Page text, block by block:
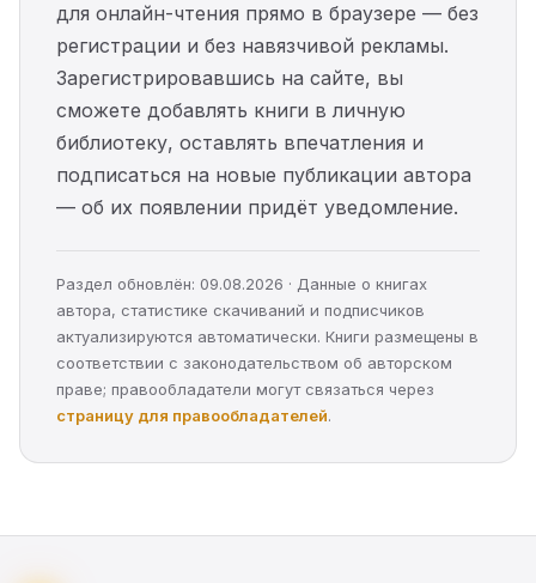
для онлайн-чтения прямо в браузере — без
регистрации и без навязчивой рекламы.
Зарегистрировавшись на сайте, вы
сможете добавлять книги в личную
библиотеку, оставлять впечатления и
подписаться на новые публикации автора
— об их появлении придёт уведомление.
Раздел обновлён: 09.08.2026 · Данные о книгах
автора, статистике скачиваний и подписчиков
актуализируются автоматически. Книги размещены в
соответствии с законодательством об авторском
праве; правообладатели могут связаться через
страницу для правообладателей.